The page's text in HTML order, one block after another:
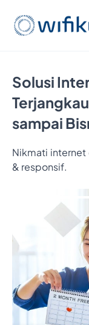
Solusi
sampai
Nikmati
& responsif.